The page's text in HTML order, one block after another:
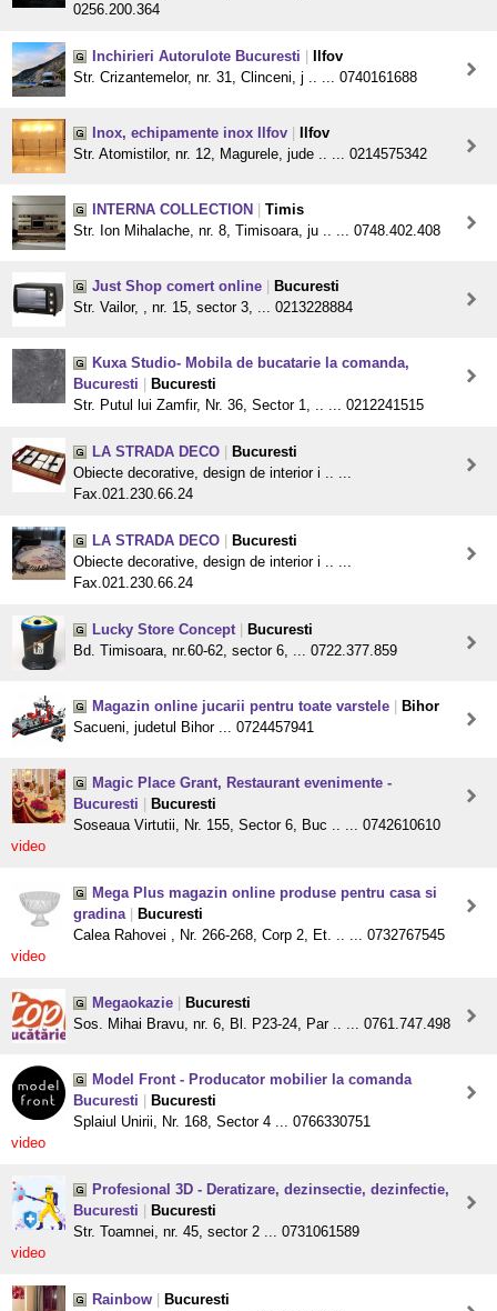
0256.200.364
Inchirieri Autorulote Bucuresti
Ilfov
Str. Crizantemelor, nr. 31, Clinceni, j .. ... 0740161688
Inox, echipamente inox Ilfov
Ilfov
Str. Atomistilor, nr. 12, Magurele, jude .. ... 0214575342
INTERNA COLLECTION
Timis
Str. Ion Mihalache, nr. 8, Timisoara, ju .. ... 0748.402.408
Just Shop comert online
Bucuresti
Str. Vailor, , nr. 15, sector 3, ... 0213228884
Kuxa Studio- Mobila de bucatarie la comanda,
Bucuresti
Bucuresti
Str. Putul lui Zamfir, Nr. 36, Sector 1, .. ... 0212241515
LA STRADA DECO
Bucuresti
Obiecte decorative, design de interior i .. ...
Fax.021.230.66.24
LA STRADA DECO
Bucuresti
Obiecte decorative, design de interior i .. ...
Fax.021.230.66.24
Lucky Store Concept
Bucuresti
Bd. Timisoara, nr.60-62, sector 6, ... 0722.377.859
Magazin online jucarii pentru toate varstele
Bihor
Sacueni, judetul Bihor ... 0724457941
Magic Place Grant, Restaurant evenimente -
Bucuresti
Bucuresti
Soseaua Virtutii, Nr. 155, Sector 6, Buc .. ... 0742610610
video
Mega Plus magazin online produse pentru casa si
gradina
Bucuresti
Calea Rahovei , Nr. 266-268, Corp 2, Et. .. ... 0732767545
video
Megaokazie
Bucuresti
Sos. Mihai Bravu, nr. 6, Bl. P23-24, Par .. ... 0761.747.498
Model Front - Producator mobilier la comanda
Bucuresti
Bucuresti
Splaiul Unirii, Nr. 168, Sector 4 ... 0766330751
video
Profesional 3D - Deratizare, dezinsectie, dezinfectie,
Bucuresti
Bucuresti
Str. Toamnei, nr. 45, sector 2 ... 0731061589
video
Rainbow
Bucuresti